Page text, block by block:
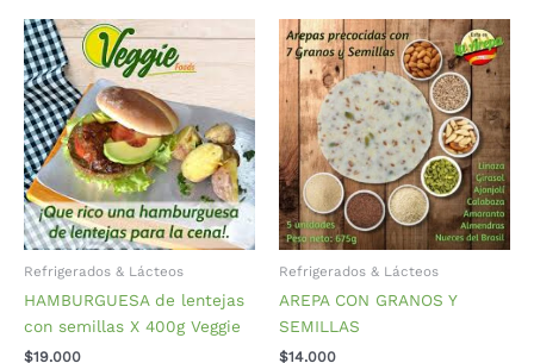
Refrigerados & Lácteos
HAMBURGUESA de lentejas
con semillas X 400g Veggie
$19.000
Refrigerados & Lácteos
AREPA CON GRANOS Y
SEMILLAS
$14.000